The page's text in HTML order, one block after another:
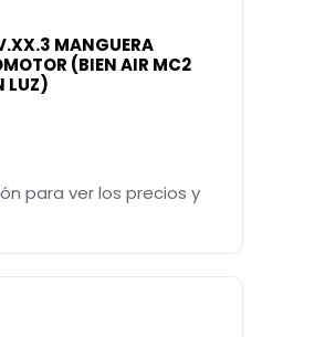
MANGUERA
(BIEN AIR MC2
LUZ)
para ver los precios y